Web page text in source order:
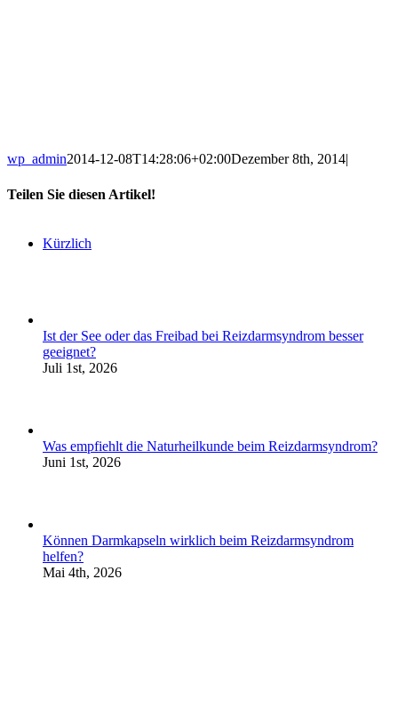
wp_admin2014-12-08T14:28:06+02:00Dezember 8th, 2014|
Teilen Sie diesen Artikel!
Kürzlich
Ist der See oder das Freibad bei Reizdarmsyndrom besser
geeignet?
Juli 1st, 2026
Was empfiehlt die Naturheilkunde beim Reizdarmsyndrom?
Juni 1st, 2026
Können Darmkapseln wirklich beim Reizdarmsyndrom
helfen?
Mai 4th, 2026